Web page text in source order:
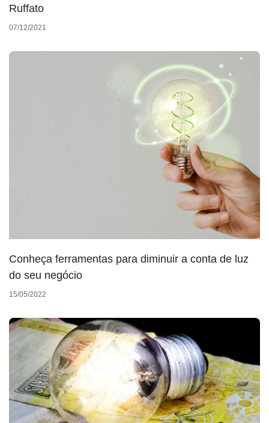
Ruffato
07/12/2021
Conheça ferramentas para diminuir a conta de luz
do seu negócio
15/05/2022